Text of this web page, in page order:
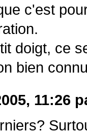
c'est
doigt, ce
bien
11:26